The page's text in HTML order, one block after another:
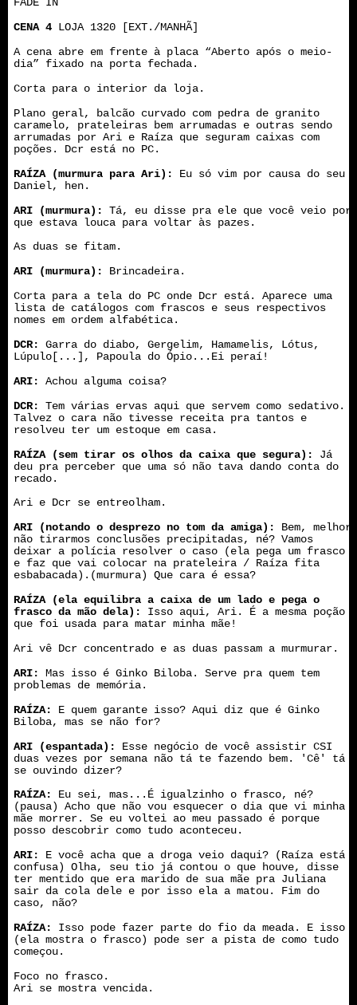
FADE IN
CENA 4 LOJA 1320 [EXT./MANHÃ]
A cena abre em frente à placa “Aberto após o meio-
dia” fixado na porta fechada.
Corta para o interior da loja.
Plano geral, balcão curvado com pedra de granito
caramelo, prateleiras bem arrumadas e outras sendo
arrumadas por Ari e Raíza que seguram caixas com
poções. Dcr está no PC.
RAÍZA (murmura para Ari):
Eu só vim por causa do seu
Daniel, hen.
ARI (murmura):
Tá, eu disse pra ele que você veio por
que estava louca para voltar às pazes.
As duas se fitam.
ARI (murmura):
Brincadeira.
Corta para a tela do PC onde Dcr está. Aparece uma
lista de catálogos com frascos e seus respectivos
nomes em ordem alfabética.
DCR:
Garra do diabo, Gergelim, Hamamelis, Lótus,
Lúpulo[...], Papoula do Ópio...Ei peraí!
ARI:
Achou alguma coisa?
DCR:
Tem várias ervas aqui que servem como sedativo.
Talvez o cara não tivesse receita pra tantos e
resolveu ter um estoque em casa.
RAÍZA (sem tirar os olhos da caixa que segura):
Já
deu pra perceber que uma só não tava dando conta do
recado.
Ari e Dcr se entreolham.
ARI (notando o desprezo no tom da amiga):
Bem, melhor
não tirarmos conclusões precipitadas, né? Vamos
deixar a polícia resolver o caso (ela pega um frasco
e faz que vai colocar na prateleira / Raíza fita
esbabacada).(murmura) Que cara é essa?
RAÍZA (ela equilibra a caixa de um lado e pega o
frasco da mão dela): Isso aqui, Ari. É a mesma poção
que foi usada para matar minha mãe!
Ari vê Dcr concentrado e as duas passam a murmurar.
ARI:Mas isso é Ginko Biloba. Serve pra quem tem
problemas de memória.
RAÍZA: E quem garante isso? Aqui diz que é Ginko
Biloba, mas se não for?
ARI (espantada):
Esse negócio de você assistir CSI
duas vezes por semana não tá te fazendo bem. 'Cê' tá
se ouvindo dizer?
RAÍZA:
Eu sei, mas...É igualzinho o frasco, né?
(pausa) Acho que não vou esquecer o dia que vi minha
mãe morrer. Se eu voltei ao meu passado é porque
posso descobrir como tudo aconteceu.
ARI:
E você acha que a droga veio daqui? (Raíza está
confusa) Olha, seu tio já contou o que houve, disse
ter mentido que era marido de sua mãe pra Juliana
sair da cola dele e por isso ela a matou. Fim do
caso, não?
RAÍZA:
Isso pode fazer parte do fio da meada. E isso
(ela mostra o frasco) pode ser a pista de como tudo
começou.
Foco no frasco.
Ari se mostra vencida.